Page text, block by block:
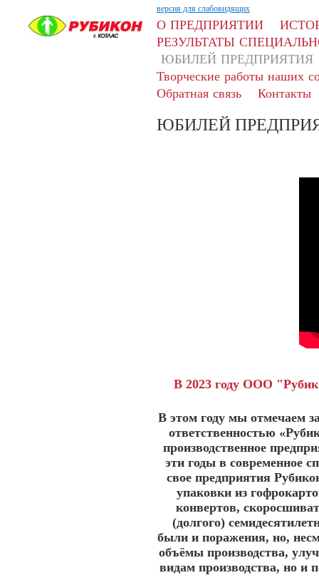
версия для слабовидящих
О ПРЕДПРИЯТИИ
РЕЗУЛЬТАТЫ
ЮБИЛЕЙ ПРЕДПРИЯТИЯ
Творческие работы наших
Обратная связь
Контакты
ЮБИЛЕЙ
В 2023 году ООО
В этом году мы отмечаем
ответственностью
производственное
эти годы в современное
свое предприятия
упаковки из
конвертов,
(долгого)
были и поражения, но,
объёмы производства,
видам производства, но и